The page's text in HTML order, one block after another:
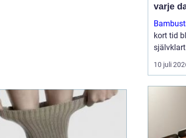
varje
kort tid
som vill
10 juli